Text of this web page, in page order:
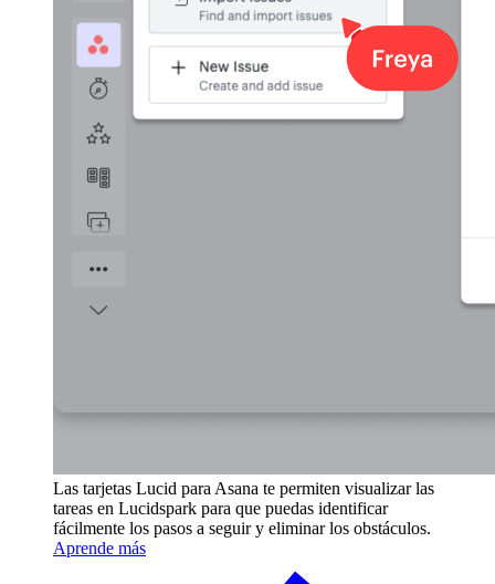
Las tarjetas Lucid para Asana te permiten visualizar las
tareas en Lucidspark para que puedas identificar
fácilmente los pasos a seguir y eliminar los obstáculos.
Aprende más